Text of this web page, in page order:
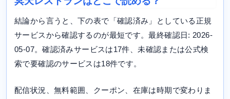
結論から言うと、下の表で「確認済み」としている正規
サービスから確認するのが最短です。最終確認日: 2026-
05-07。確認済みサービスは17件、未確認または公式検
索で要確認のサービスは18件です。
配信状況、無料範囲、クーポン、在庫は時期で変わりま